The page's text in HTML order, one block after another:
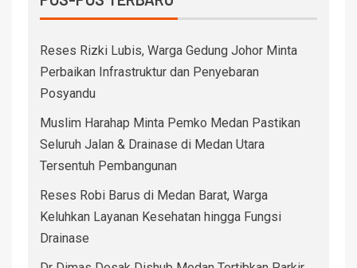
Reses Rizki Lubis, Warga Gedung Johor Minta
Perbaikan Infrastruktur dan Penyebaran
Posyandu
Muslim Harahap Minta Pemko Medan Pastikan
Seluruh Jalan & Drainase di Medan Utara
Tersentuh Pembangunan
Reses Robi Barus di Medan Barat, Warga
Keluhkan Layanan Kesehatan hingga Fungsi
Drainase